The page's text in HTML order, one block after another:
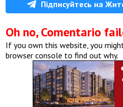
Підписуйтесь на
Oh no, Comentario
If you own this website, you
browser console to find out why.